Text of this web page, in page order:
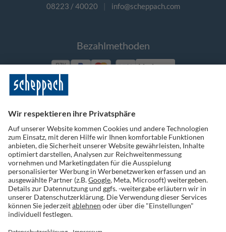
08223 / 40020 | info@scheppach.com
Bezahlmethoden
Vorkasse
Folge uns auf Social Media